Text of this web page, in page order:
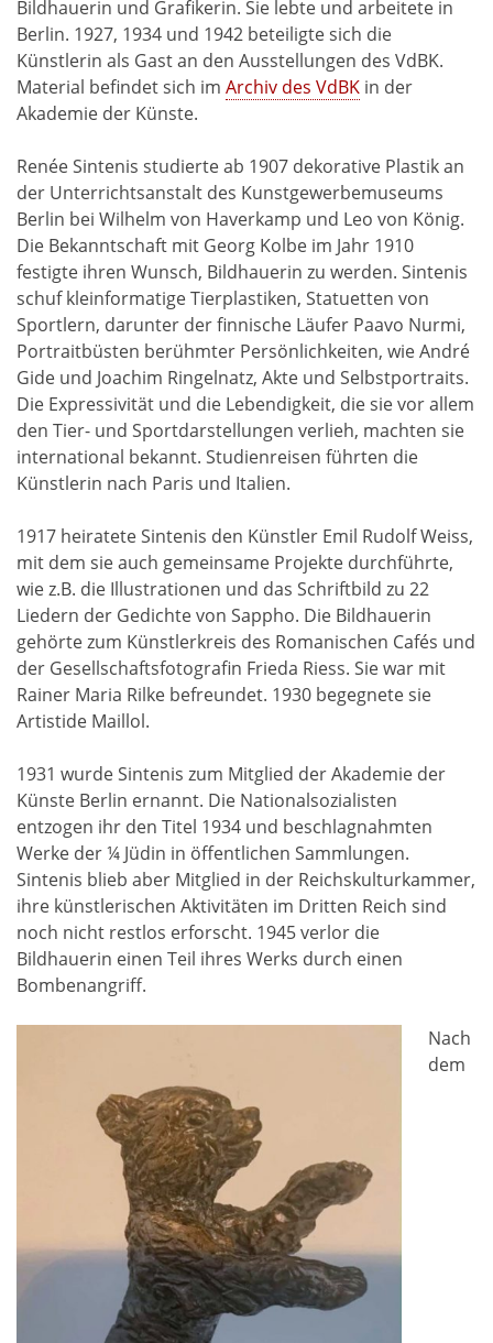
Bildhauerin und Grafikerin. Sie lebte und arbeitete in
Berlin. 1927, 1934 und 1942 beteiligte sich die
Künstlerin als Gast an den Ausstellungen des VdBK.
Material befindet sich im Archiv des VdBK in der
Akademie der Künste.
Renée Sintenis studierte ab 1907 dekorative Plastik an
der Unterrichtsanstalt des Kunstgewerbemuseums
Berlin bei Wilhelm von Haverkamp und Leo von König.
Die Bekanntschaft mit Georg Kolbe im Jahr 1910
festigte ihren Wunsch, Bildhauerin zu werden. Sintenis
schuf kleinformatige Tierplastiken, Statuetten von
Sportlern, darunter der finnische Läufer Paavo Nurmi,
Portraitbüsten berühmter Persönlichkeiten, wie André
Gide und Joachim Ringelnatz, Akte und Selbstportraits.
Die Expressivität und die Lebendigkeit, die sie vor allem
den Tier- und Sportdarstellungen verlieh, machten sie
international bekannt. Studienreisen führten die
Künstlerin nach Paris und Italien.
1917 heiratete Sintenis den Künstler Emil Rudolf Weiss,
mit dem sie auch gemeinsame Projekte durchführte,
wie z.B. die Illustrationen und das Schriftbild zu 22
Liedern der Gedichte von Sappho. Die Bildhauerin
gehörte zum Künstlerkreis des Romanischen Cafés und
der Gesellschaftsfotografin Frieda Riess. Sie war mit
Rainer Maria Rilke befreundet. 1930 begegnete sie
Artistide Maillol.
1931 wurde Sintenis zum Mitglied der Akademie der
Künste Berlin ernannt. Die Nationalsozialisten
entzogen ihr den Titel 1934 und beschlagnahmten
Werke der ¼ Jüdin in öffentlichen Sammlungen.
Sintenis blieb aber Mitglied in der Reichskulturkammer,
ihre künstlerischen Aktivitäten im Dritten Reich sind
noch nicht restlos erforscht. 1945 verlor die
Bildhauerin einen Teil ihres Werks durch einen
Bombenangriff.
Nach
dem